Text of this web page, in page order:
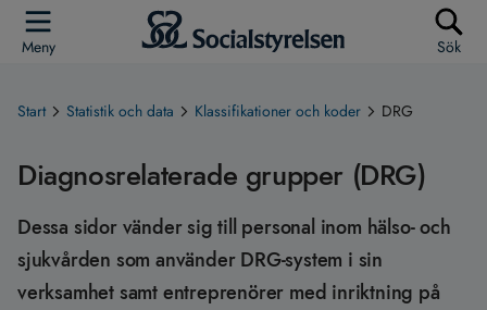
Meny Sök
Start Statistik och data Klassifikationer och koder DRG
Diagnosrelaterade grupper (DRG)
Dessa sidor vänder sig till personal inom hälso- och
sjukvården som använder DRG-system i sin
verksamhet samt entreprenörer med inriktning på